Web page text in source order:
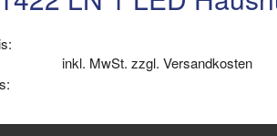
inkl. MwSt. zzgl. Versandkosten